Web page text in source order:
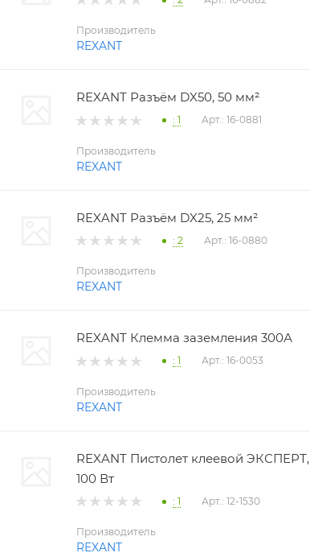
Производитель
REXANT
REXANT Разъём DX50, 50 мм²
: 1 Арт.: 16-0881
Производитель
REXANT
REXANT Разъём DX25, 25 мм²
: 2 Арт.: 16-0880
Производитель
REXANT
REXANT Клемма заземления 300А
: 1 Арт.: 16-0053
Производитель
REXANT
REXANT Пистолет клеевой ЭКСПЕРТ,
100 Вт
: 1 Арт.: 12-1530
Производитель
REXANT